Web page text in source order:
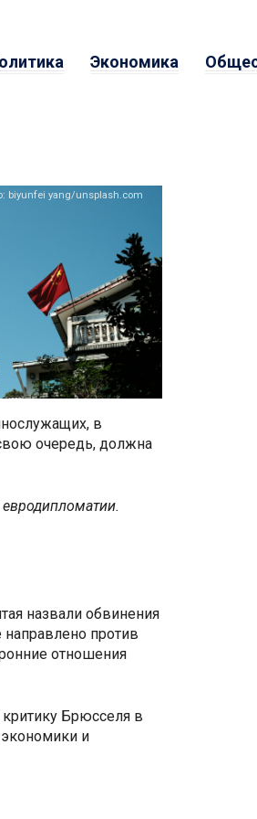
Экономика
biyunfei yang/unsplash.com
в
очередь, должна
назвали обвинения
направлено против
отношения
критику Брюсселя в
и